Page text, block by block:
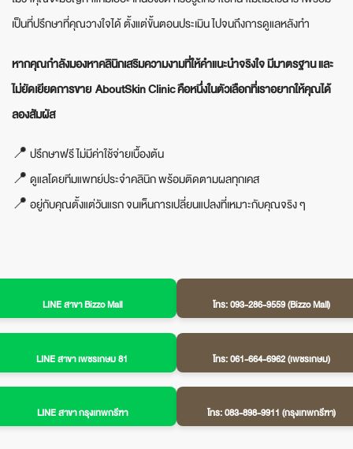
ไม่ว่าคุณจะมีปัญหาแก้มเยอะ เหนียงชัด หรือรู้สึกว่าใบหน้าไม่สมส่วน เราพร้อม
เป็นที่ปรึกษาที่คุณวางใจได้ ตั้งแต่ขั้นตอนประเมิน ไปจนถึงการดูแลหลังทำ
หากคุณกำลังมองหาคลินิกเสริมความงามที่ให้คำแนะนำจริงใจ มีมาตรฐาน และ
ไม่ยัดเยียดการขาย AboutSkin Clinic คือหนึ่งในตัวเลือกที่เราอยากให้คุณได้
ลองสัมผัส
📍 ปรึกษาฟรี ไม่มีค่าใช้จ่ายเบื้องต้น
📍 ดูแลโดยทีมแพทย์ประจำคลินิก พร้อมติดตามผลทุกเคส
📍 อยู่กับคุณตั้งแต่วันแรก จนเห็นการเปลี่ยนแปลงที่เหมาะกับคุณจริง ๆ
LINE สาขา Bizzo Mall โทร: 093-286-9559 (Bizzo Mall)
LINE สาขา เพชรเกษม 81 โทร: 061-664-6962 (เพชรเกษม)
LINE สาขา กรุงเทพกรีฑา โทร: 083-898-9911 (กรุงเทพกรีฑา)